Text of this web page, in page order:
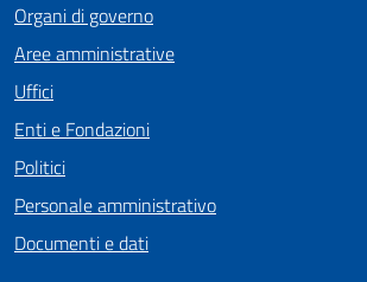
Organi di governo
Aree amministrative
Uffici
Enti e Fondazioni
Politici
Personale amministrativo
Documenti e dati